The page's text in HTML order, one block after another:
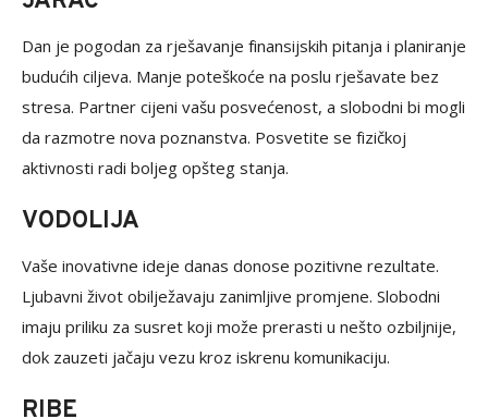
Dan je pogodan za rješavanje finansijskih pitanja i planiranje
budućih ciljeva. Manje poteškoće na poslu rješavate bez
stresa. Partner cijeni vašu posvećenost, a slobodni bi mogli
da razmotre nova poznanstva. Posvetite se fizičkoj
aktivnosti radi boljeg opšteg stanja.
VODOLIJA
Vaše inovativne ideje danas donose pozitivne rezultate.
Ljubavni život obilježavaju zanimljive promjene. Slobodni
imaju priliku za susret koji može prerasti u nešto ozbiljnije,
dok zauzeti jačaju vezu kroz iskrenu komunikaciju.
RIBE